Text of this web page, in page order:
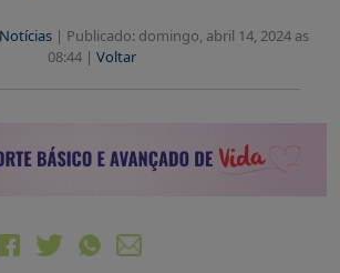
Notícias| Publicado: domingo, abril 14, 2024 as
08:44 | Voltar